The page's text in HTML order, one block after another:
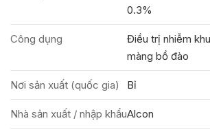
0.3%
Công dụng
Điều trị nhiễm
màng bồ đào
Nơi sản xuất (quốc gia) Bỉ
Nhà sản xuất / nhập khẩuAlcon